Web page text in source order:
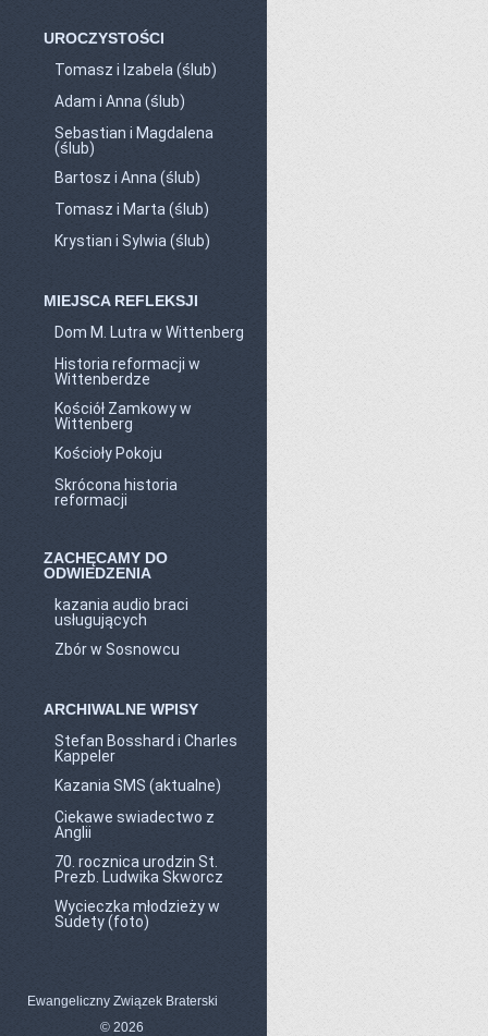
UROCZYSTOŚCI
Tomasz i Izabela (ślub)
Adam i Anna (ślub)
Sebastian i Magdalena
(ślub)
Bartosz i Anna (ślub)
Tomasz i Marta (ślub)
Krystian i Sylwia (ślub)
MIEJSCA REFLEKSJI
Dom M. Lutra w Wittenberg
Historia reformacji w
Wittenberdze
Kościół Zamkowy w
Wittenberg
Kościoły Pokoju
Skrócona historia
reformacji
ZACHĘCAMY DO
ODWIEDZENIA
kazania audio braci
usługujących
Zbór w Sosnowcu
ARCHIWALNE WPISY
Stefan Bosshard i Charles
Kappeler
Kazania SMS (aktualne)
Ciekawe swiadectwo z
Anglii
70. rocznica urodzin St.
Prezb. Ludwika Skworcz
Wycieczka młodzieży w
Sudety (foto)
Ewangeliczny Związek Braterski
© 2026